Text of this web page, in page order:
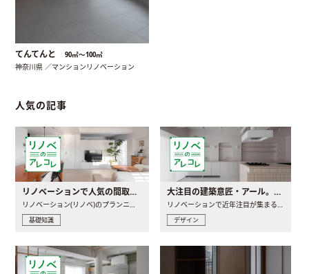
てんてんと 90㎡〜100㎡
神奈川県 ／マンションリノベーション
人気の記事
リノベーションで人気の間取りとは？トレンドの間取りと実例を徹底解説
リノベーション(リノベ)のプランニングで一番最初に決めるのは..
基礎知識
大注目の建築意匠・アール。人気の理由と空間に取り入れるポイント
リノベーションで近年注目が集まる建築意匠の一つであるアール..
デザイン